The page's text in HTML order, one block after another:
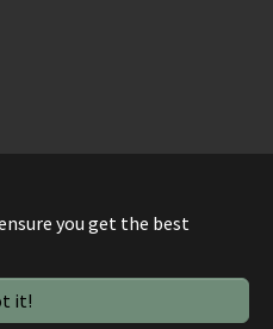
you get the best
it! Package